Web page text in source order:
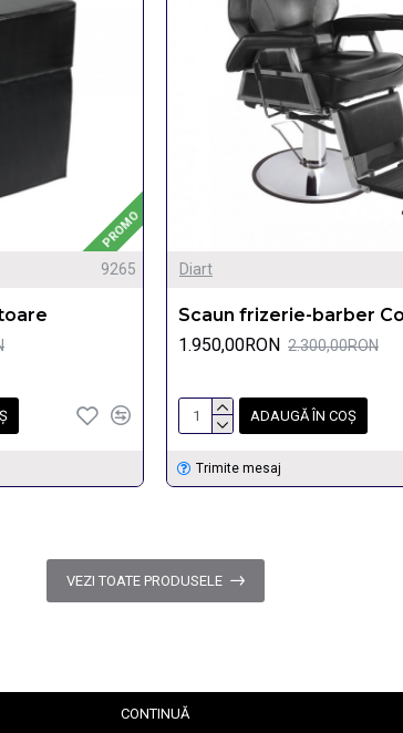
PROMO
9265 Diart
Scaun frizerie-barber
1.950,00RON 2.300,00RON
ADAUGĂ ÎN COŞ
Trimite mesaj
VEZI TOATE PRODUSELE
CONTINUĂ